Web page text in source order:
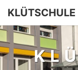
Skip
content
KLÜTSCHULE